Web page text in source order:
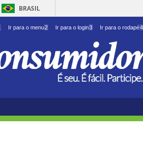
BRASIL
Ir para o menu2 Ir para o login3 Ir para o rodapé4